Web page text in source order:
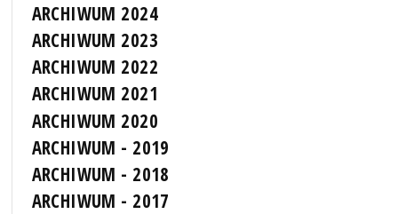
ARCHIWUM 2024
ARCHIWUM 2023
ARCHIWUM 2022
ARCHIWUM 2021
ARCHIWUM 2020
ARCHIWUM - 2019
ARCHIWUM - 2018
ARCHIWUM - 2017